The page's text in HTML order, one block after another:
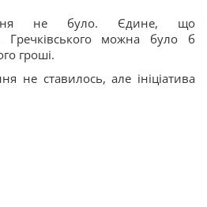
не було. Єдине, що
Гречківського можна було б
гроші.
не ставилось, але ініціатива